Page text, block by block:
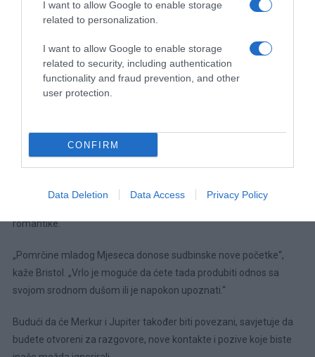
I want to allow Google to enable storage
related to personalization.
I want to allow Google to enable storage
related to security, including authentication
functionality and fraud prevention, and other
user protection.
CONFIRM
Data Deletion Data Access Privacy Policy
ćete tada zračiti posebnom privlačnošću zahvaljujući Jupiterovu
kazimiju.
„To je idealan dan za spoj, sređivanje bez posebnog razloga, flert
ili otvaranje prema novim poznanstvima. Mogli biste upoznati
osobu koja ima sudbinsku ulogu u vašem životu.“
Ako do kraja ljeta ipak ne upoznate onu pravu osobu, nema
razloga za paniku. Pomrčina mladog Mjeseca 12.
romantike.
„Pomrčine mladog Mjeseca donose sudbinske nove početke“,
kaže Bristol. „Vrlo je moguće da ćete tada produbiti odnos sa
svojom srodnom dušom ili je napokon upoznati.“
Budući da će Merkur i Jupiter također biti povezani, savjetuje da
budete otvoreni za razgovore, nove kontakte i pozive koje biste